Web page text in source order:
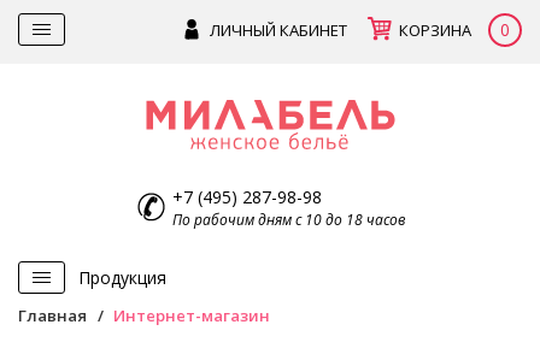
ЛИЧНЫЙ КАБИНЕТ КОРЗИНА 0
+7 (495) 287-98-98
По рабочим дням с 10 до 18 часов
Продукция
Главная Интернет-магазин